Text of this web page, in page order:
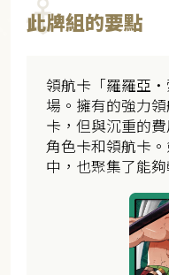
此牌組的要點
領航卡「羅羅亞
場。擁有的強力
卡，但與沉重的
角色卡和領航卡
中，也聚集了能